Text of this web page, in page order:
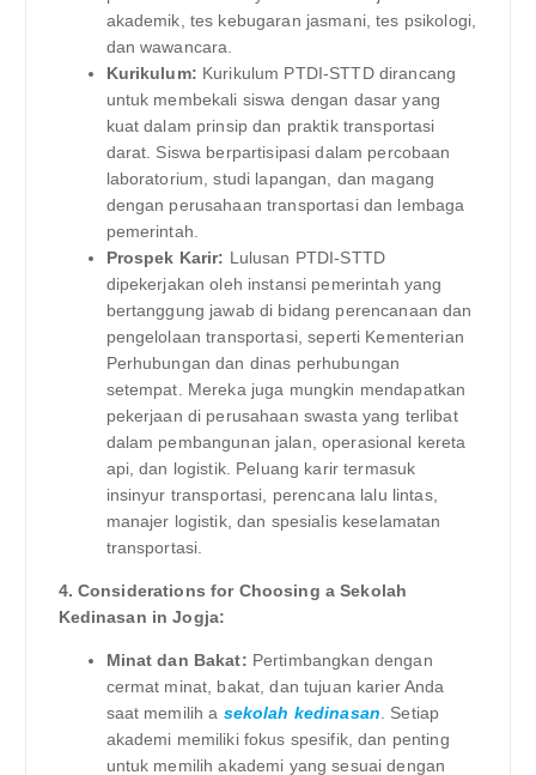
akademik, tes kebugaran jasmani, tes psikologi,
dan wawancara.
Kurikulum: Kurikulum PTDI-STTD dirancang
untuk membekali siswa dengan dasar yang
kuat dalam prinsip dan praktik transportasi
darat. Siswa berpartisipasi dalam percobaan
laboratorium, studi lapangan, dan magang
dengan perusahaan transportasi dan lembaga
pemerintah.
Prospek Karir: Lulusan PTDI-STTD
dipekerjakan oleh instansi pemerintah yang
bertanggung jawab di bidang perencanaan dan
pengelolaan transportasi, seperti Kementerian
Perhubungan dan dinas perhubungan
setempat. Mereka juga mungkin mendapatkan
pekerjaan di perusahaan swasta yang terlibat
dalam pembangunan jalan, operasional kereta
api, dan logistik. Peluang karir termasuk
insinyur transportasi, perencana lalu lintas,
manajer logistik, dan spesialis keselamatan
transportasi.
4. Considerations for Choosing a Sekolah
Kedinasan in Jogja:
Minat dan Bakat: Pertimbangkan dengan
cermat minat, bakat, dan tujuan karier Anda
saat memilih a sekolah kedinasan. Setiap
akademi memiliki fokus spesifik, dan penting
untuk memilih akademi yang sesuai dengan